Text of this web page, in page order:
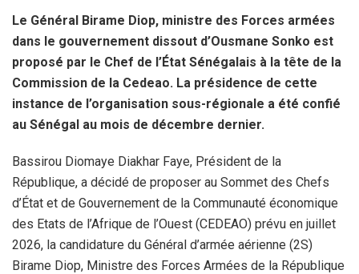
Le Général Birame Diop, ministre des Forces armées
dans le gouvernement dissout d’Ousmane Sonko est
proposé par le Chef de l’État Sénégalais à la tête de la
Commission de la Cedeao. La présidence de cette
instance de l’organisation sous-régionale a été confié
au Sénégal au mois de décembre dernier.
Bassirou Diomaye Diakhar Faye, Président de la
République, a décidé de proposer au Sommet des Chefs
d’État et de Gouvernement de la Communauté économique
des Etats de l’Afrique de l’Ouest (CEDEAO) prévu en juillet
2026, la candidature du Général d’armée aérienne (2S)
Birame Diop, Ministre des Forces Armées de la République